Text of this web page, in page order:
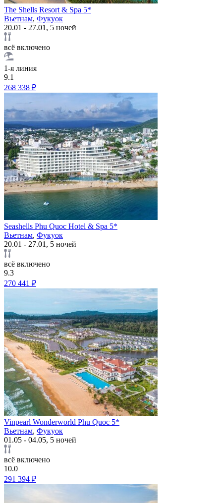
The Shells Resort & Spa 5*
Вьетнам, Фукуок
20.01 - 27.01, 5 ночей
всё включено
1-я линия
9.1
268 338 ₽
Seashells Phu Quoc Hotel & Spa 5*
Вьетнам, Фукуок
20.01 - 27.01, 5 ночей
всё включено
9.3
270 441 ₽
Vinpearl Wonderworld Phu Quoc 5*
Вьетнам, Фукуок
01.05 - 04.05, 5 ночей
всё включено
10.0
291 394 ₽